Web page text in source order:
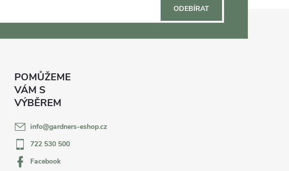
ODEBÍRAT
info@gardners-eshop.cz
722 530 500
Facebook